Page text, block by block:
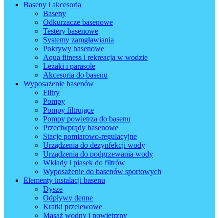
Baseny i akcesoria
Baseny
Odkurzacze basenowe
Testery basenowe
Systemy zamgławiania
Pokrywy basenowe
Aqua fitness i rekreacja w wodzie
Leżaki i parasole
Akcesoria do basenu
Wyposażenie basenów
Filtry
Pompy
Pompy filtrujące
Pompy powietrza do basenu
Przeciwprądy basenowe
Stacje pomiarowo-regulacyjne
Urządzenia do dezynfekcji wody
Urządzenia do podgrzewania wody
Wkłady i piasek do filtrów
Wyposażenie do basenów sportowych
Elementy instalacji basenu
Dysze
Odpływy denne
Kratki przelewowe
Masaż wodny i powietrzny